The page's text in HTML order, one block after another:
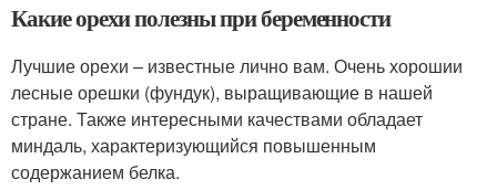
Какие орехи полезны при беременности
Лучшие орехи – известные лично вам. Очень хорошии
лесные орешки (фундук), выращивающие в нашей
стране. Также интересными качествами обладает
миндаль, характеризующийся повышенным
содержанием белка.